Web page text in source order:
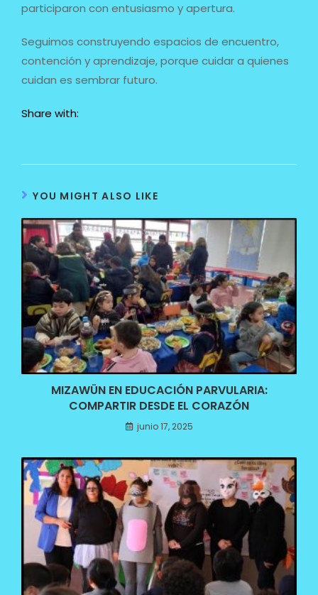
participaron con entusiasmo y apertura.
Seguimos construyendo espacios de encuentro,
contención y aprendizaje, porque cuidar a quienes
cuidan es sembrar futuro.
Share with:
YOU MIGHT ALSO LIKE
MIZAWÜN EN EDUCACIÓN PARVULARIA:
COMPARTIR DESDE EL CORAZÓN
junio 17, 2025